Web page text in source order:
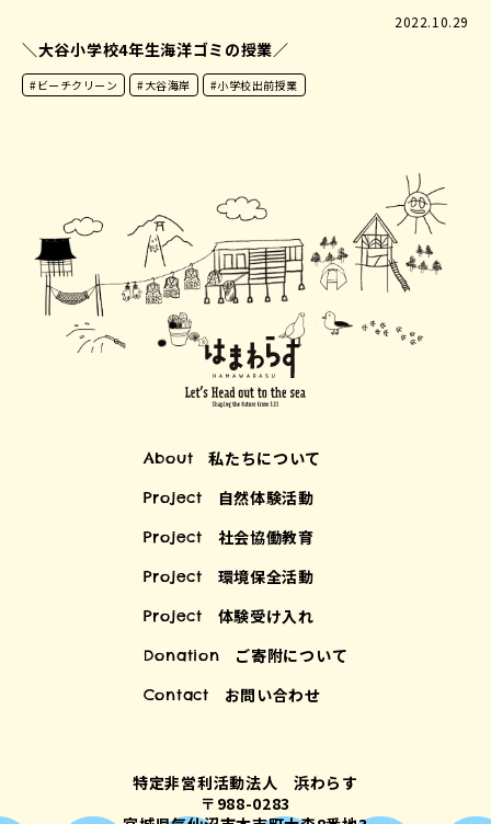
2022.10.29
＼大谷小学校4年生海洋ゴミの授業／
#ビーチクリーン #大谷海岸 #小学校出前授業
About 私たちについて
Project 自然体験活動
Project 社会協働教育
Project 環境保全活動
Project 体験受け入れ
Donation ご寄附について
Contact お問い合わせ
特定非営利活動法人 浜わらす
〒988-0283